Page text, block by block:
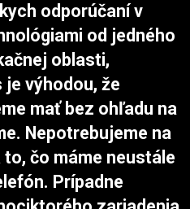
odporúčaní v
od jedného
oblasti,
výhodou, že
mať bez ohľadu na
Nepotrebujeme na
čo máme neustále
Prípadne